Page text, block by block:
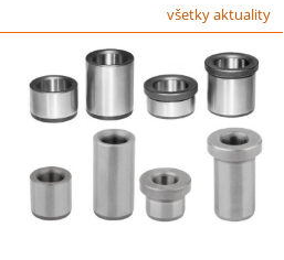
všetky aktuality